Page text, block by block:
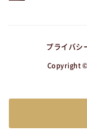
プライバシ
Copyright ©